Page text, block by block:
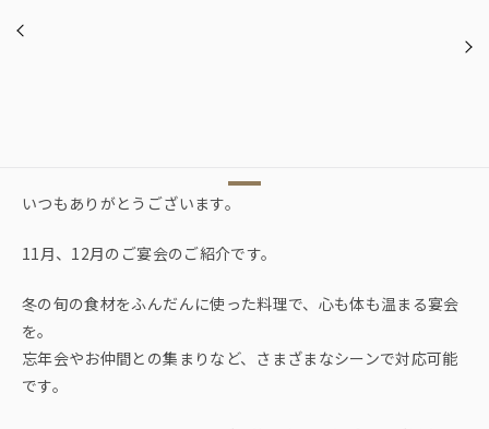
いつもありがとうございます。
11月、12月のご宴会のご紹介です。
冬の旬の食材をふんだんに使った料理で、心も体も温まる宴会
を。
忘年会やお仲間との集まりなど、さまざまなシーンで対応可能
です。